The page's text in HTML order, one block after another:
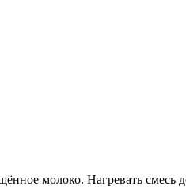
молоко. Нагревать смесь